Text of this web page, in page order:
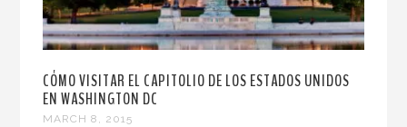
CÓMO VISITAR EL CAPITOLIO DE LOS ESTADOS UNIDOS
EN WASHINGTON DC
MARCH 8, 2015